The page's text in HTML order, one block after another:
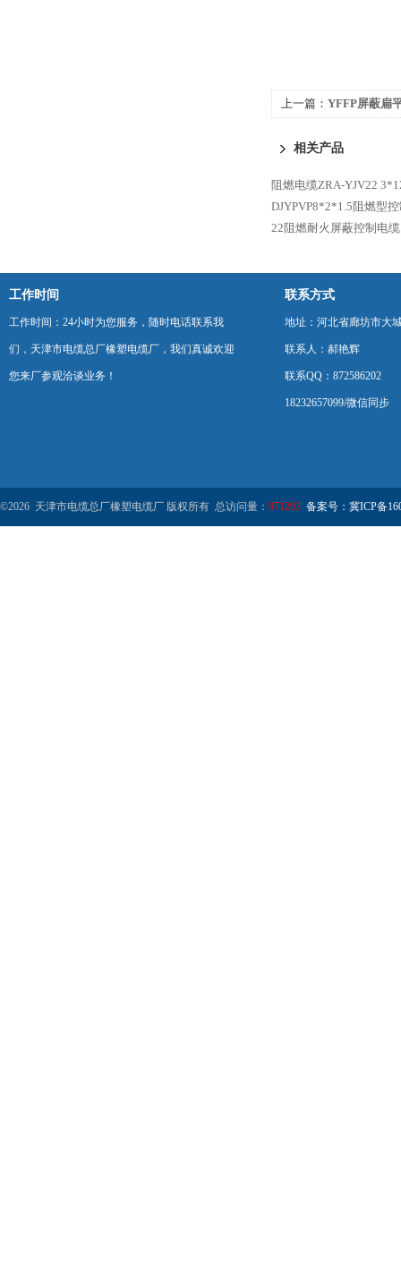
上一篇： YFFP屏蔽扁
相关产品
阻燃电缆ZRA-YJV22
DJYPVP8*2*1.5阻燃型
22阻燃耐火屏蔽控制电缆
工作时间
工作时间：24小时为您服务，随时电话联系我
们，天津市电缆总厂橡塑电缆厂，我们真诚欢迎
您来厂参观洽谈业务！
联系方式
地址：河北省廊坊市大
联系人：郝艳辉
联系QQ：872586202
18232657099/微信同步
©2026 天津市电缆总厂橡塑电缆厂 版权所有 总访问量： 971203 备案号：冀ICP备